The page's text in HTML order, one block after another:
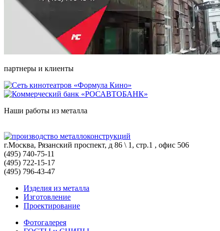
партнеры и клиенты
Наши работы из металла
г.Москва, Рязанский проспект, д 86 \ 1, стр.1 , офис 506
(495) 740-75-11
(495) 722-15-17
(495) 796-43-47
Изделия из металла
Изготовление
Проектирование
Фотогалерея